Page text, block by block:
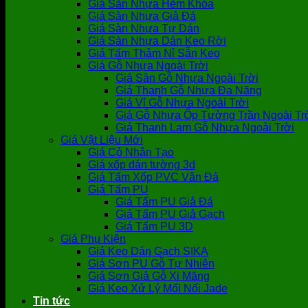
Giá Sàn Nhựa Hèm Khóa
Giá Sàn Nhựa Giả Đá
Giá Sàn Nhựa Tự Dán
Giá Sàn Nhựa Dán Keo Rời
Giá Tấm Thảm Nỉ Sẵn Keo
Giá Gỗ Nhựa Ngoài Trời
Giá Sàn Gỗ Nhựa Ngoài Trời
Giá Thanh Gỗ Nhựa Đa Năng
Giá Vỉ Gỗ Nhựa Ngoài Trời
Giá Gỗ Nhựa Ốp Tường Trần Ngoài
Giá Thanh Lam Gỗ Nhựa Ngoài Trời
Giá Vật Liệu Mới
Giá Cỏ Nhân Tạo
Giá xốp dán tường 3d
Giá Tấm Xốp PVC Vân Đá
Giá Tấm PU
Giá Tấm PU Giả Đá
Giá Tấm PU Giả Gạch
Giá Tấm PU 3D
Giá Phụ Kiện
Giá Keo Dán Gạch SIKA
Giá Sơn PU Gỗ Tự Nhiên
Giá Sơn Giả Gỗ Xi Măng
Giá Keo Xử Lý Mối Nối Jade
Tin tức